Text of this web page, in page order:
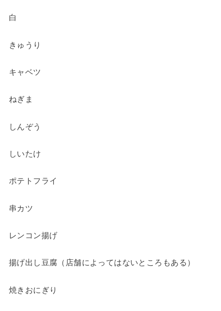
白
きゅうり
キャベツ
ねぎま
しんぞう
しいたけ
ポテトフライ
串カツ
レンコン揚げ
揚げ出し豆腐（店舗によってはないところもある）
焼きおにぎり